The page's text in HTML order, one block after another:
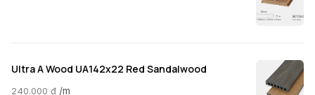
Ultra A Wood UA142x22 Red Sandalwood
240.000 ₫ /m